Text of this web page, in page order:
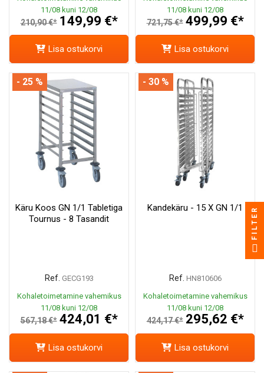
11/08 kuni 12/08
210,90 €* 149,99 €*
Lisa ostukorvi
11/08 kuni 12/08
721,75 €* 499,99 €*
Lisa ostukorvi
Käru Koos GN 1/1 Tabletiga
Tournus - 8 Tasandit
Ref. GECG193
Kohaletoimetamine vahemikus
11/08 kuni 12/08
567,18 €* 424,01 €*
- 25 %
Lisa ostukorvi
Kandekäru - 15 X GN 1/1
Ref. HN810606
Kohaletoimetamine vahemikus
11/08 kuni 12/08
424,17 €* 295,62 €*
- 30 %
Lisa ostukorvi
FILTER